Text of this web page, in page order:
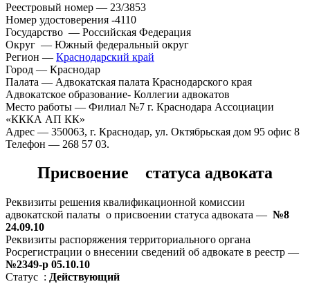
Реестровый номер — 23/3853
Номер удостоверения -4110
Государство — Российская Федерация
Округ — Южный федеральный округ
Регион — Краснодарский край
Город — Краснодар
Палата — Адвокатская палата Краснодарского края
Адвокатское образование- Коллегии адвокатов
Место работы — Филиал №7 г. Краснодара Ассоциации
«КККА АП КК»
Адрес — 350063, г. Краснодар, ул. Октябрьская дом 95 офис 8
Телефон — 268 57 03.
Присвоение статуса адвоката
Реквизиты решения квалификационной комиссии
адвокатской палаты о присвоении статуса адвоката — №8
24.09.10
Реквизиты распоряжения территориального органа
Росрегистрации о внесении сведений об адвокате в реестр —
№2349-р 05.10.10
Статус : Действующий